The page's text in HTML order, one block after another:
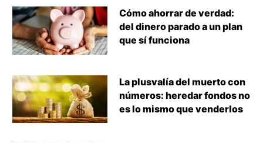
Cómo ahorrar de verdad:
del dinero parado a un plan
que sí funciona
La plusvalía del muerto con
números: heredar fondos no
es lo mismo que venderlos